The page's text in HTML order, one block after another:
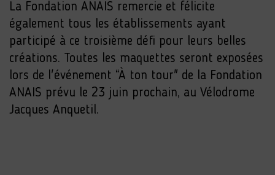
La Fondation ANAIS remercie et félicite
également tous les établissements ayant
participé à ce troisième défi pour leurs belles
créations. Toutes les maquettes seront exposées
lors de l'événement “À ton tour" de la Fondation
ANAIS prévu le 23 juin prochain, au Vélodrome
Jacques Anquetil.